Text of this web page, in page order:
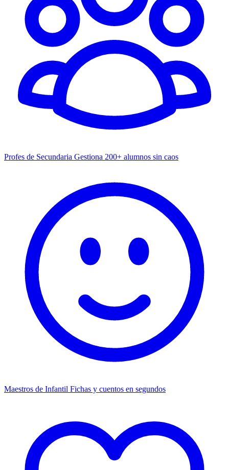
Profes de Secundaria Gestiona 200+ alumnos sin caos
Maestros de Infantil Fichas y cuentos en segundos